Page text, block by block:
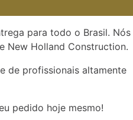
para todo o Brasil. Nós
New Holland Construction.
de profissionais altamente
pedido hoje mesmo!